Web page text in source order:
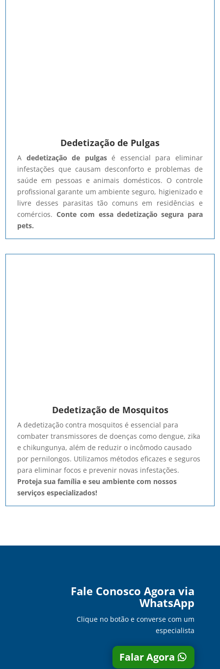
Dedetização de Pulgas
A dedetização de pulgasé essencial para eliminar
infestações que causam desconforto e problemas de
saúde em pessoas e animais domésticos. O controle
profissional garante um ambiente seguro, higienizado e
livre desses parasitas tão comuns em residências e
comércios. Conte com essa dedetização segura para
pets.
Dedetização de Mosquitos
A dedetização contra mosquitos é essencial para
combater transmissores de doenças como dengue, zika
e chikungunya, além de reduzir o incômodo causado
por pernilongos. Utilizamos métodos eficazes e seguros
para eliminar focos e prevenir novas infestações.
Proteja sua família e seu ambiente com nossos
serviços especializados!
Fale Conosco Agora via
WhatsApp
Clique no botão e converse com um
especialista
Falar Agora